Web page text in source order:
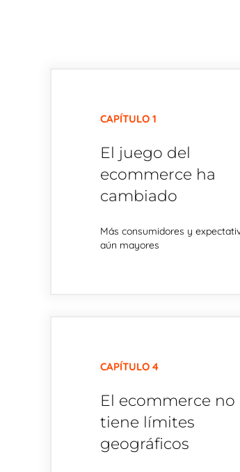
CAPÍTULO 1
El juego del
ecommerce ha
cambiado
Más consumidores y
aún mayores
CAPÍTULO 4
El ecommerce no
tiene límites
geográficos